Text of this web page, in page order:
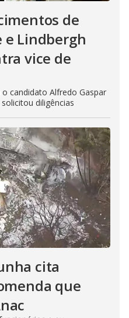
de
e Lindbergh
vice de
candidato Alfredo Gaspar
diligências
cita
que